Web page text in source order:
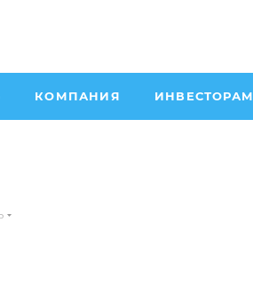
КОМПАНИЯ ИНВЕСТОРАМ